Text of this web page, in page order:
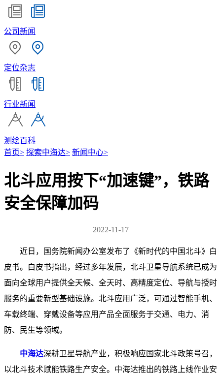
公司新闻
定位杂志
行业新闻
测绘百科
首页> 探索中海达> 新闻中心>
北斗应用按下“加速键”，铁路
安全保障加码
2022-11-17
近日，国务院新闻办公室发布了《新时代的中国北斗》白
皮书。白皮书指出，经过多年发展，北斗卫星导航系统已成为
面向全球用户提供全天候、全天时、高精度定位、导航与授时
服务的重要新型基础设施。北斗应用广泛，可通过智能手机、
车载终端、穿戴设备等应用产品全面服务于交通、电力、消
防、民生等领域。
中海达深耕卫星导航产业，积极响应国家北斗政策号召，
以北斗技术赋能铁路生产安全。中海达推出的铁路上线作业安